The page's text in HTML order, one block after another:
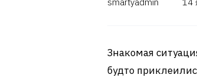
Знакомая
будто